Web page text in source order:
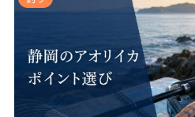
まで見えて